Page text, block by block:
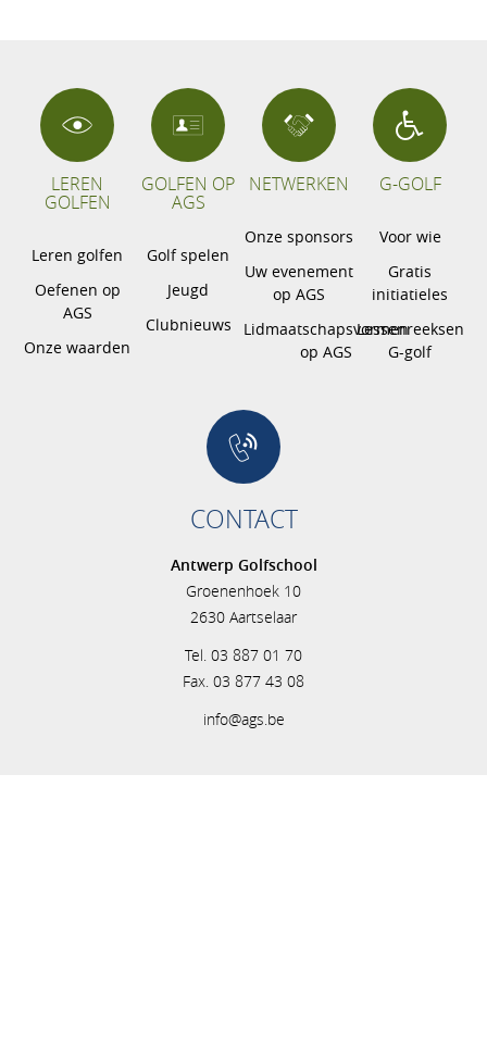
LEREN
GOLFEN
Leren golfen
Oefenen op
AGS
Onze waarden
GOLFEN OP
AGS
Golf spelen
Jeugd
Clubnieuws
NETWERKEN
Onze sponsors
Uw evenement
op AGS
Lidmaatschapsvormen
op AGS
G-GOLF
Voor wie
Gratis
initiatieles
Lessenreeksen
G-golf
CONTACT
Antwerp Golfschool
Groenenhoek 10
2630 Aartselaar
Tel. 03 887 01 70
Fax. 03 877 43 08
info@ags.be